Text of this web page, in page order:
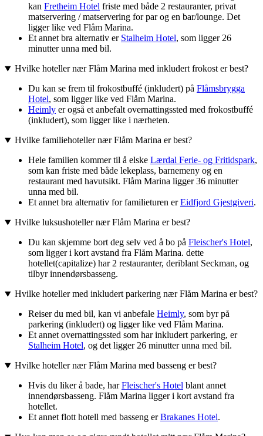
kan Fretheim Hotel friste med både 2 restauranter, privat
matservering / matservering for par og en bar/lounge. Det
ligger like ved Flåm Marina.
Et annet bra alternativ er Stalheim Hotel, som ligger 26
minutter unna med bil.
Hvilke hoteller nær Flåm Marina med inkludert frokost er best?
Du kan se frem til frokostbuffé (inkludert) på Flåmsbrygga
Hotel, som ligger like ved Flåm Marina.
Heimly er også et anbefalt overnattingssted med frokostbuffé
(inkludert), som ligger like i nærheten.
Hvilke familiehoteller nær Flåm Marina er best?
Hele familien kommer til å elske Lærdal Ferie- og Fritidspark,
som kan friste med både lekeplass, barnemeny og en
restaurant med havutsikt. Flåm Marina ligger 36 minutter
unna med bil.
Et annet bra alternativ for familieturen erEidfjord Gjestgiveri.
Hvilke luksushoteller nær Flåm Marina er best?
Du kan skjemme bort deg selv ved å bo på Fleischer's Hotel,
som ligger i kort avstand fra Flåm Marina. dette
hotellet(capitalize) har 2 restauranter, deriblant Seckman, og
tilbyr innendørsbasseng.
Hvilke hoteller med inkludert parkering nær Flåm Marina er best?
Reiser du med bil, kan vi anbefale Heimly, som byr på
parkering (inkludert) og ligger like ved Flåm Marina.
Et annet overnattingssted som har inkludert parkering, er
Stalheim Hotel, og det ligger 26 minutter unna med bil.
Hvilke hoteller nær Flåm Marina med basseng er best?
Hvis du liker å bade, harFleischer's Hotel blant annet
innendørsbasseng. Flåm Marina ligger i kort avstand fra
hotellet.
Et annet flott hotell med basseng erBrakanes Hotel.